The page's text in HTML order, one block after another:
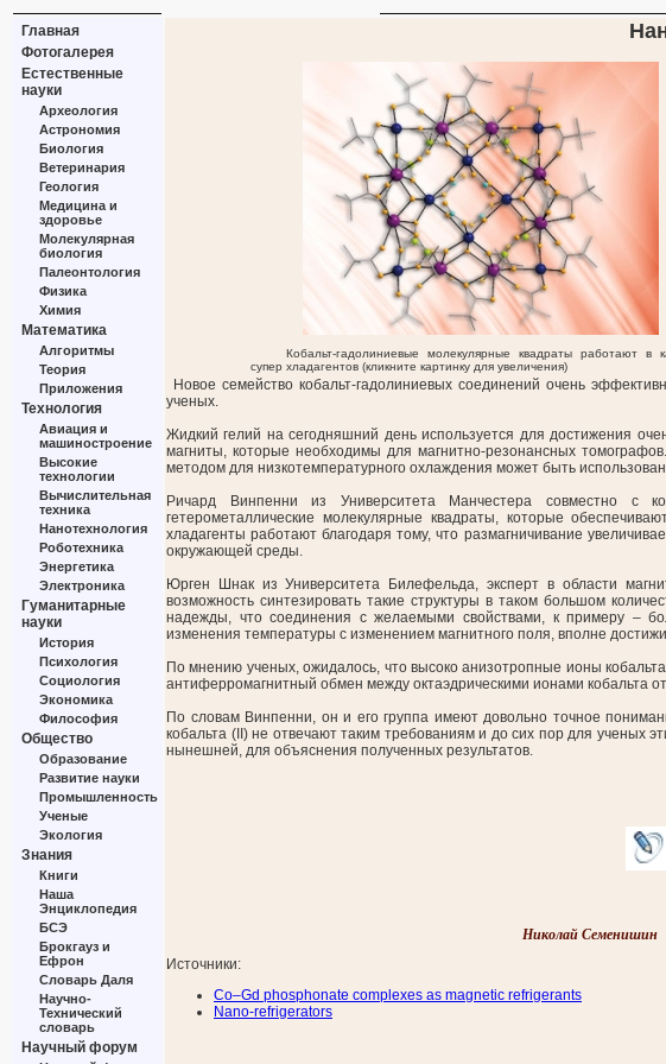
Главная
Фотогалерея
Естественные
науки
Археология
Астрономия
Биология
Ветеринария
Геология
Медицина и
здоровье
Молекулярная
биология
Палеонтология
Физика
Химия
Математика
Алгоритмы
Теория
Приложения
Технология
Авиация и
машиностроение
Высокие
технологии
Вычислительная
техника
Нанотехнология
Роботехника
Энергетика
Электроника
Гуманитарные
науки
История
Психология
Социология
Экономика
Философия
Общество
Образование
Развитие науки
Промышленность
Ученые
Экология
Знания
Книги
Наша
Энциклопедия
БСЭ
Брокгауз и
Ефрон
Словарь Даля
Научно-
Технический
словарь
Научный форум
Кобальт-гадолиниевые молекулярные квадраты работают в
супер хладагентов (кликните картинку для увеличения)
Новое семейство кобальт-гадолиниевых соединений очень
ученых.
Жидкий гелий на сегодняшний день используется для достижения
магниты, которые необходимы для магнитно-резонансных
методом для низкотемпературного охлаждения может быть
Ричард Винпенни из Университета Манчестера совместно с
гетерометаллические молекулярные квадраты, которые
хладагенты работают благодаря тому, что размагничивание
окружающей среды.
Юрген Шнак из Университета Билефельда, эксперт в области
возможность синтезировать такие структуры в таком большом
надежды, что соединения с желаемыми свойствами, к примеру –
изменения температуры с изменением магнитного поля, вполне
По мнению ученых, ожидалось, что высоко анизотропные ионы
антиферромагнитный обмен между октаэдрическими ионами кобальта
По словам Винпенни, он и его группа имеют довольно точное
кобальта (II) не отвечают таким требованиям и до сих пор для ученых
нынешней, для объяснения полученных результатов.
Николай Семенишин
Источники:
Co–Gd phosphonate complexes as magnetic refrigerants
Nano-refrigerators